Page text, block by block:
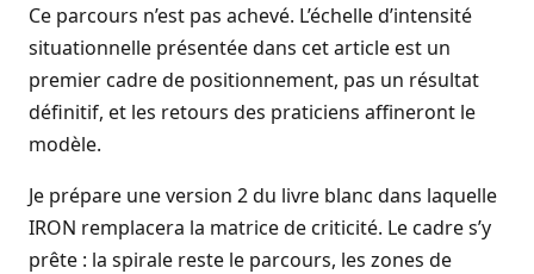
Ce parcours n’est pas achevé. L’échelle d’intensité
situationnelle présentée dans cet article est un
premier cadre de positionnement, pas un résultat
définitif, et les retours des praticiens affineront le
modèle.
Je prépare une version 2 du livre blanc dans laquelle
IRON remplacera la matrice de criticité. Le cadre s’y
prête : la spirale reste le parcours, les zones de